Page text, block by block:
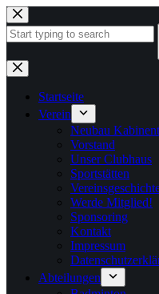
Zum
Inhalt
springen
Keine
Ergebnisse
Startseite
Verein
Neubau
Vorstand
Unser Clubhaus
Sportstätten
Werde Mitglied!
Sponsoring
Kontakt
Impressum
Abteilungen